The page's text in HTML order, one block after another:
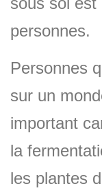
personnes.
Personnes
sur un
important
la
les plantes